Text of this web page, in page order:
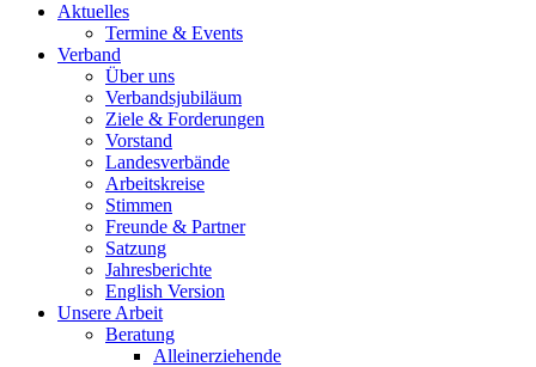
Aktuelles
Termine & Events
Verband
Über uns
Verbandsjubiläum
Ziele & Forderungen
Vorstand
Landesverbände
Arbeitskreise
Stimmen
Freunde & Partner
Satzung
Jahresberichte
English Version
Unsere Arbeit
Beratung
Alleinerziehende